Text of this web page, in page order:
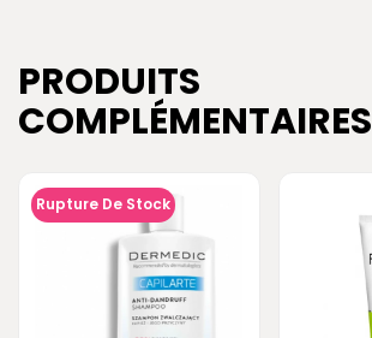
PRODUITS
COMPLÉMENTAIRES
Rupture De Stock